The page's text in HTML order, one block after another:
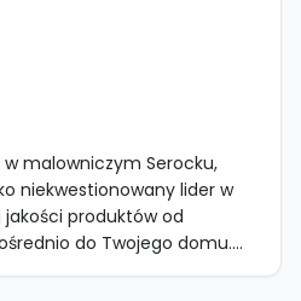
w malowniczym Serocku,
niekwestionowany lider w
produktów od
do Twojego domu....